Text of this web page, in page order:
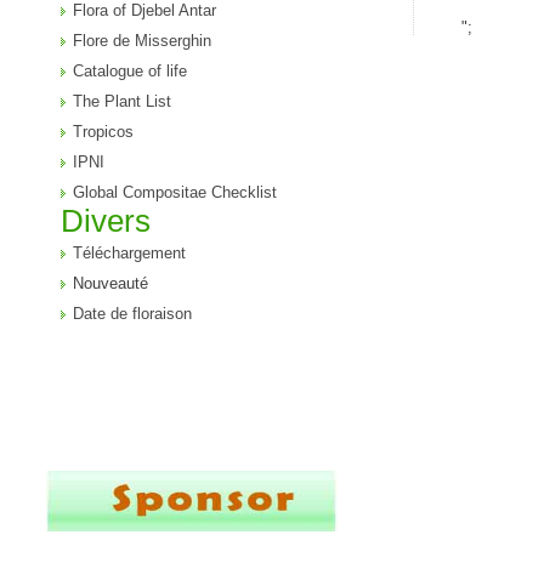
";
Flora of Djebel Antar
Flore de Misserghin
Catalogue of life
The Plant List
Tropicos
IPNI
Global Compositae Checklist
Divers
Téléchargement
Nouveauté
Date de floraison